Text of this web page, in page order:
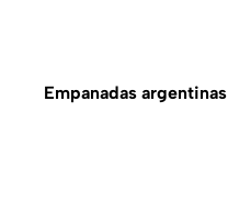
Empanadas argentinas